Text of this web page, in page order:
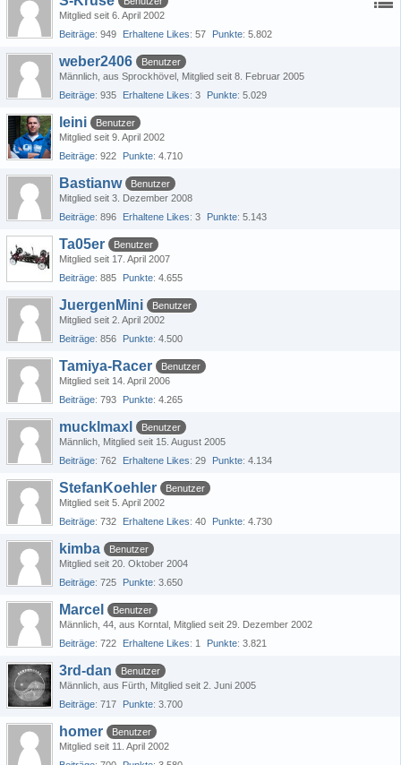
Mitglied seit 6. April 2002
Beiträge 949 Erhaltene Likes 57 Punkte 5.802
weber2406
Benutzer
Männlich aus Sprockhövel Mitglied seit 8. Februar 2005
Beiträge 935 Erhaltene Likes 3 Punkte 5.029
leini
Benutzer
Mitglied seit 9. April 2002
Beiträge 922 Punkte 4.710
Bastianw
Benutzer
Mitglied seit 3. Dezember 2008
Beiträge 896 Erhaltene Likes 3 Punkte 5.143
Ta05er
Benutzer
Mitglied seit 17. April 2007
Beiträge 885 Punkte 4.655
JuergenMini
Benutzer
Mitglied seit 2. April 2002
Beiträge 856 Punkte 4.500
Tamiya-Racer
Benutzer
Mitglied seit 14. April 2006
Beiträge 793 Punkte 4.265
mucklmaxl
Benutzer
Männlich Mitglied seit 15. August 2005
Beiträge 762 Erhaltene Likes 29 Punkte 4.134
StefanKoehler
Benutzer
Mitglied seit 5. April 2002
Beiträge 732 Erhaltene Likes 40 Punkte 4.730
kimba
Benutzer
Mitglied seit 20. Oktober 2004
Beiträge 725 Punkte 3.650
Marcel
Benutzer
Männlich 44 aus Korntal Mitglied seit 29. Dezember 2002
Beiträge 722 Erhaltene Likes 1 Punkte 3.821
3rd-dan
Benutzer
Männlich aus Fürth Mitglied seit 2. Juni 2005
Beiträge 717 Punkte 3.700
homer
Benutzer
Mitglied seit 11. April 2002